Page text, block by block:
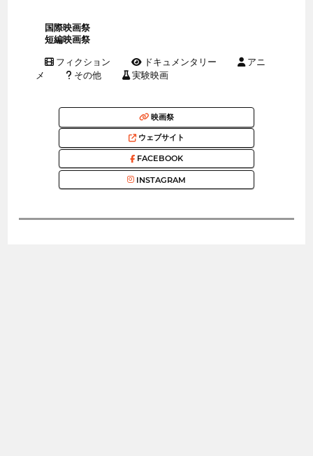
国際映画祭
短編映画祭
フィクション ドキュメンタリー
アニ
メ
その他 実験映画
映画祭
ウェブサイト
FACEBOOK
INSTAGRAM